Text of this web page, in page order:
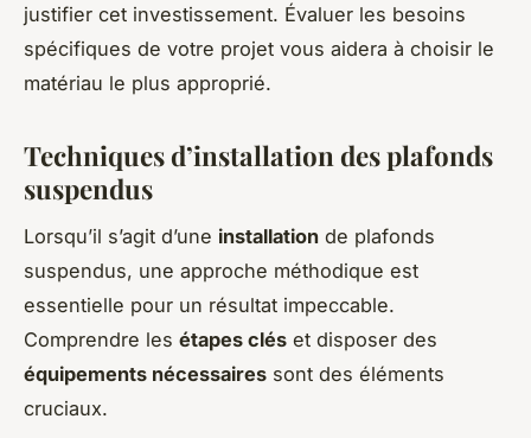
justifier cet investissement. Évaluer les besoins
spécifiques de votre projet vous aidera à choisir le
matériau le plus approprié.
Techniques d’installation des plafonds
suspendus
Lorsqu’il s’agit d’une installation de plafonds
suspendus, une approche méthodique est
essentielle pour un résultat impeccable.
Comprendre les étapes clés et disposer des
équipements nécessaires sont des éléments
cruciaux.